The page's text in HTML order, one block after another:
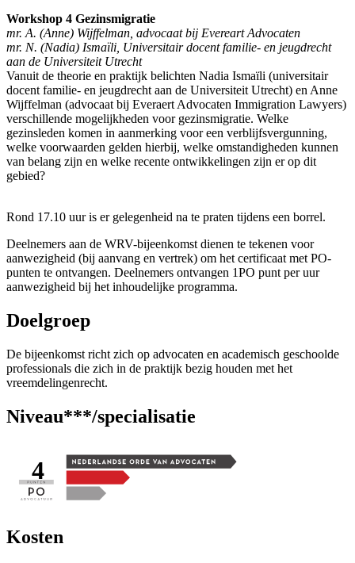
Workshop 4 Gezinsmigratie
mr. A. (Anne) Wijffelman, advocaat bij Evereart Advocaten
mr. N. (Nadia) Ismaïli, Universitair docent familie- en jeugdrecht
aan de Universiteit Utrecht
Vanuit de theorie en praktijk belichten Nadia Ismaïli (universitair
docent familie- en jeugdrecht aan de Universiteit Utrecht) en Anne
Wijffelman (advocaat bij Everaert Advocaten Immigration Lawyers)
verschillende mogelijkheden voor gezinsmigratie. Welke
gezinsleden komen in aanmerking voor een verblijfsvergunning,
welke voorwaarden gelden hierbij, welke omstandigheden kunnen
van belang zijn en welke recente ontwikkelingen zijn er op dit
gebied?
Rond 17.10 uur is er gelegenheid na te praten tijdens een borrel.
Deelnemers aan de WRV-bijeenkomst dienen te tekenen voor
aanwezigheid (bij aanvang en vertrek) om het certificaat met PO-
punten te ontvangen. Deelnemers ontvangen 1PO punt per uur
aanwezigheid bij het inhoudelijke programma.
Doelgroep
De bijeenkomst richt zich op advocaten en academisch geschoolde
professionals die zich in de praktijk bezig houden met het
vreemdelingenrecht.
Niveau***/specialisatie
4
Kosten